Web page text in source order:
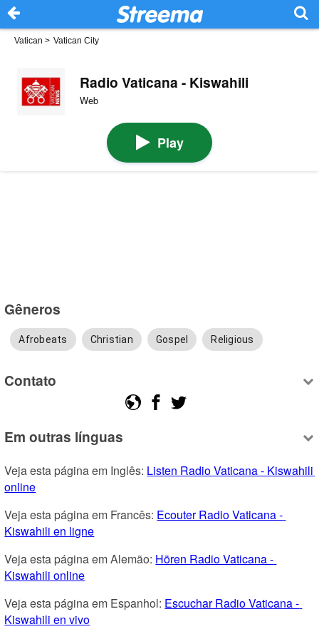
Vatican > Vatican City
Radio Vaticana - Kiswahili
Web
Play
Gêneros
Afrobeats Christian Gospel Religious
Contato
Em outras línguas
Veja esta página em Inglês: Listen Radio Vaticana - Kiswahili
online
Veja esta página em Francês: Ecouter Radio Vaticana -
Kiswahili en ligne
Veja esta página em Alemão: Hören Radio Vaticana -
Kiswahili online
Veja esta página em Espanhol: Escuchar Radio Vaticana -
Kiswahili en vivo